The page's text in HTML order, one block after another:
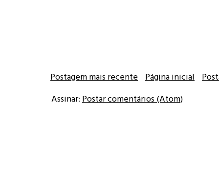
Postagem mais recente Página inicial
Assinar: Postar comentários (Atom)